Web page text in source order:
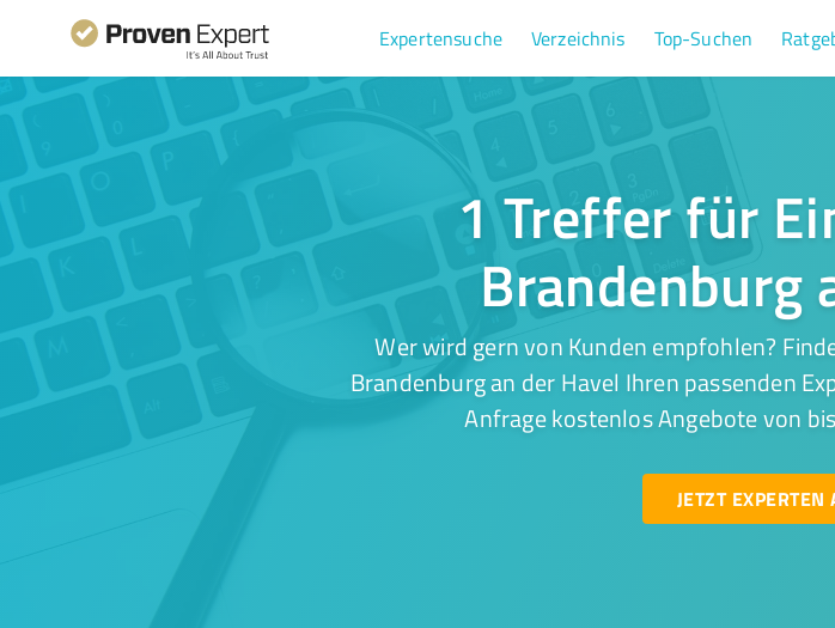
Expertensuche Verzeichnis Top-Suchen
1 Treffer für
Brandenburg
Wer wird gern von Kunden empfohlen?
Brandenburg an der Havel Ihren passenden
Anfrage kostenlos Angebote von
JETZT EXPERTEN